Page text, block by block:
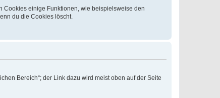
Cookies einige Funktionen, wie beispielsweise den
du die Cookies löscht.
Bereich“; der Link dazu wird meist oben auf der Seite